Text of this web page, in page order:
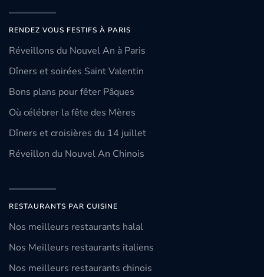
RENDEZ VOUS FESTIFS À PARIS
Réveillons du Nouvel An à Paris
Dîners et soirées Saint Valentin
Bons plans pour fêter Pâques
Où célébrer la fête des Mères
Dîners et croisières du 14 juillet
Réveillon du Nouvel An Chinois
RESTAURANTS PAR CUISINE
Nos meilleurs restaurants halal
Nos Meilleurs restaurants italiens
Nos meilleurs restaurants chinois